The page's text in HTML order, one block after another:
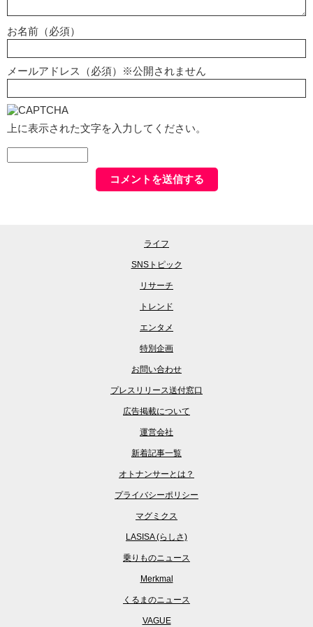
お名前（必須）
メールアドレス（必須）※公開されません
上に表示された文字を入力してください。
ライフ
SNSトピック
リサーチ
トレンド
エンタメ
特別企画
お問い合わせ
プレスリリース送付窓口
広告掲載について
運営会社
新着記事一覧
オトナンサーとは？
プライバシーポリシー
マグミクス
LASISA (らしさ)
乗りものニュース
Merkmal
くるまのニュース
VAGUE